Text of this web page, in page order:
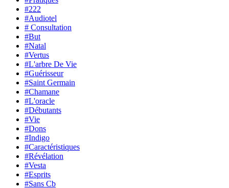
#222
#Audiotel
# Consultation
#But
#Natal
#Vertus
#L'arbre De Vie
#Guérisseur
#Saint Germain
#Chamane
#L'oracle
#Débutants
#Vie
#Dons
#Indigo
#Caractéristiques
#Révélation
#Vesta
#Esprits
#Sans Cb